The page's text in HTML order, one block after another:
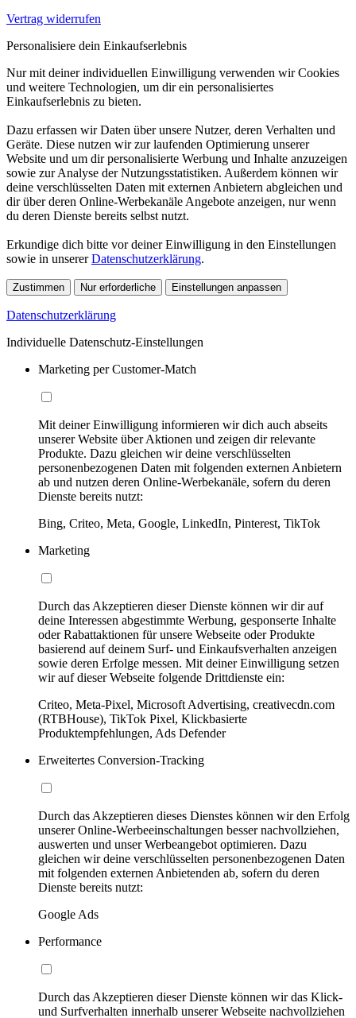
Vertrag widerrufen
Personalisiere dein Einkaufserlebnis
Nur mit deiner individuellen Einwilligung verwenden wir Cookies
und weitere Technologien, um dir ein personalisiertes
Einkaufserlebnis zu bieten.
Dazu erfassen wir Daten über unsere Nutzer, deren Verhalten und
Geräte. Diese nutzen wir zur laufenden Optimierung unserer
Website und um dir personalisierte Werbung und Inhalte anzuzeigen
sowie zur Analyse der Nutzungsstatistiken. Außerdem können wir
deine verschlüsselten Daten mit externen Anbietern abgleichen und
dir über deren Online-Werbekanäle Angebote anzeigen, nur wenn
du deren Dienste bereits selbst nutzt.
Erkundige dich bitte vor deiner Einwilligung in den Einstellungen
sowie in unsererDatenschutzerklärung.
Zustimmen Nur erforderliche Einstellungen anpassen
Datenschutzerklärung
Individuelle Datenschutz-Einstellungen
Marketing per Customer-Match
Mit deiner Einwilligung informieren wir dich auch abseits
unserer Website über Aktionen und zeigen dir relevante
Produkte. Dazu gleichen wir deine verschlüsselten
personenbezogenen Daten mit folgenden externen Anbietern
ab und nutzen deren Online-Werbekanäle, sofern du deren
Dienste bereits nutzt:
Bing, Criteo, Meta, Google, LinkedIn, Pinterest, TikTok
Marketing
Durch das Akzeptieren dieser Dienste können wir dir auf
deine Interessen abgestimmte Werbung, gesponserte Inhalte
oder Rabattaktionen für unsere Webseite oder Produkte
basierend auf deinem Surf- und Einkaufsverhalten anzeigen
sowie deren Erfolge messen. Mit deiner Einwilligung setzen
wir auf dieser Webseite folgende Drittdienste ein:
Criteo, Meta-Pixel, Microsoft Advertising, creativecdn.com
(RTBHouse), TikTok Pixel, Klickbasierte
Produktempfehlungen, Ads Defender
Erweitertes Conversion-Tracking
Durch das Akzeptieren dieses Dienstes können wir den Erfolg
unserer Online-Werbeeinschaltungen besser nachvollziehen,
auswerten und unser Werbeangebot optimieren. Dazu
gleichen wir deine verschlüsselten personenbezogenen Daten
mit folgenden externen Anbietenden ab, sofern du deren
Dienste bereits nutzt:
Google Ads
Performance
Durch das Akzeptieren dieser Dienste können wir das Klick-
und Surfverhalten innerhalb unserer Webseite nachvollziehen